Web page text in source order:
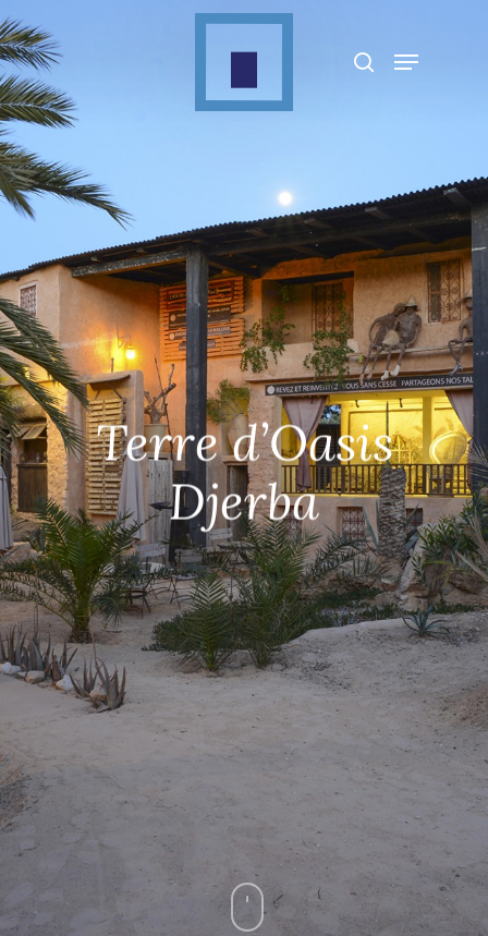
Appuyez sur Entrée pour rechercher ou sur
Terre d’Oasis
Djerba